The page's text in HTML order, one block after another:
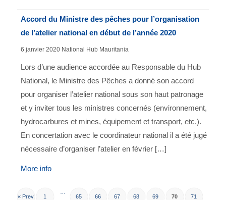
Accord du Ministre des pêches pour l’organisation
de l’atelier national en début de l’année 2020
6 janvier 2020 National Hub Mauritania
Lors d’une audience accordée au Responsable du Hub
National, le Ministre des Pêches a donné son accord
pour organiser l’atelier national sous son haut patronage
et y inviter tous les ministres concernés (environnement,
hydrocarbures et mines, équipement et transport, etc.).
En concertation avec le coordinateur national il a été jugé
nécessaire d’organiser l’atelier en février […]
More info
« Prev 1 65 66 67 68 69 70 71